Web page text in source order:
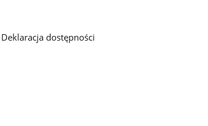
Deklaracja dostępności